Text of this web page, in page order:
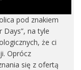
pod znakiem
Days”, na tyle
że ci
Oprócz
się z ofertą